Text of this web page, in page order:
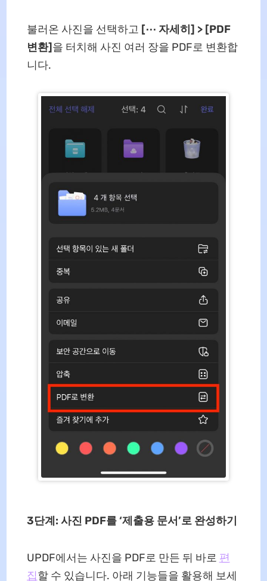
불러온 사진을 선택하고 [⋯ 자세히] > [PDF
변환] 을 터치해 사진 여러 장을 PDF로 변환합
니다.
3단계: 사진 PDF를 ‘제출용 문서’로 완성하기
UPDF에서는 사진을 PDF로 만든 뒤 바로 편
집할 수 있습니다. 아래 기능들을 활용해 보세